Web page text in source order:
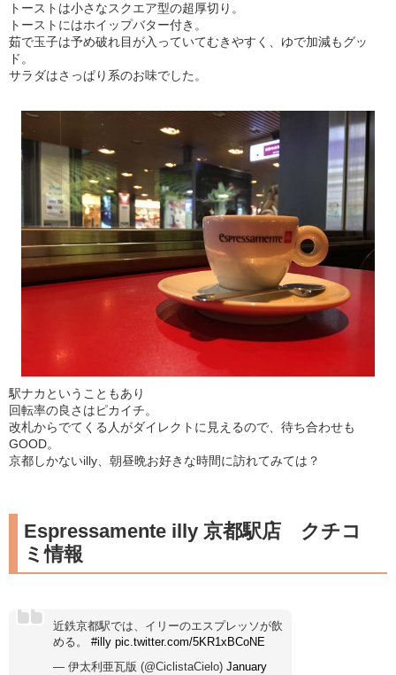
トーストは小さなスクエア型の超厚切り。
トーストにはホイップバター付き。
茹で玉子は予め破れ目が入っていてむきやすく、ゆで加減もグッ
ド。
サラダはさっぱり系のお味でした。
駅ナカということもあり
回転率の良さはピカイチ。
改札からでてくる人がダイレクトに見えるので、待ち合わせも
GOOD。
京都しかないilly、朝昼晩お好きな時間に訪れてみては？
Espressamente illy 京都駅店 クチコ
ミ情報
近鉄京都駅では、イリーのエスプレッソが飲
める。 #illy pic.twitter.com/5KR1xBCoNE
— 伊太利亜瓦版 (@CiclistaCielo) January